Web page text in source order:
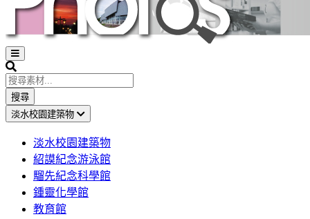
Open
sidebar
Search
搜尋
淡水校園建築物
淡水校園建築物
紹謨紀念游泳館
騮先紀念科學館
鍾靈化學館
教育館